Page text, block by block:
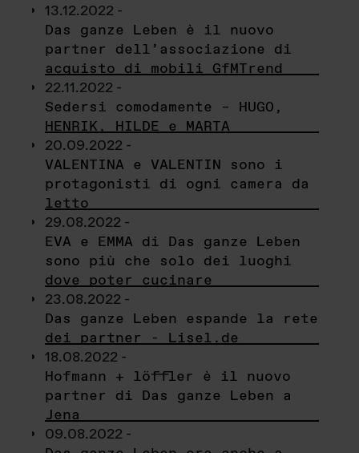
13.12.2022 -
Das ganze Leben è il nuovo
partner dell’associazione di
acquisto di mobili GfMTrend
22.11.2022 -
Sedersi comodamente – HUGO,
HENRIK, HILDE e MARTA
20.09.2022 -
VALENTINA e VALENTIN sono i
protagonisti di ogni camera da
letto
29.08.2022 -
EVA e EMMA di Das ganze Leben
sono più che solo dei luoghi
dove poter cucinare
23.08.2022 -
Das ganze Leben espande la rete
dei partner - Lisel.de
18.08.2022 -
Hofmann + löffler è il nuovo
partner di Das ganze Leben a
Jena
09.08.2022 -